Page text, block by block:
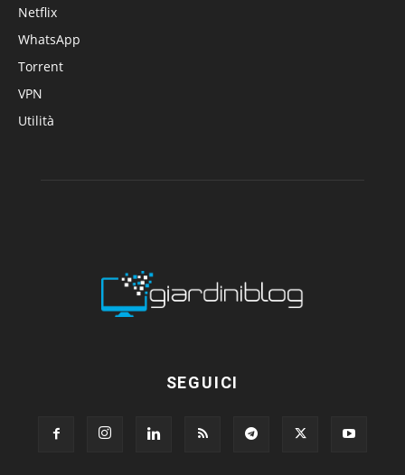
Netflix
WhatsApp
Torrent
VPN
Utilità
SEGUICI